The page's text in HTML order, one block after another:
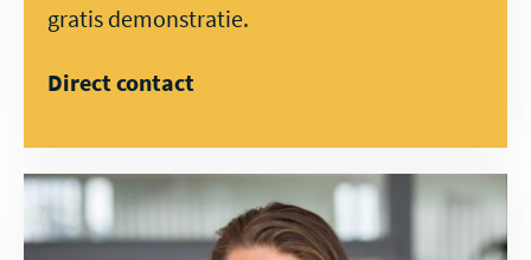
gratis demonstratie.
Direct contact
Bekijk
de